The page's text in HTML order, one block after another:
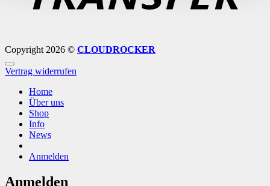
Copyright 2026 © CLOUDROCKER
Vertrag widerrufen
Home
Über uns
Shop
Info
News
Anmelden
Anmelden